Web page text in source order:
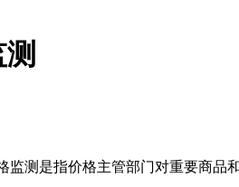
测是指价格主管部门对重要商品和